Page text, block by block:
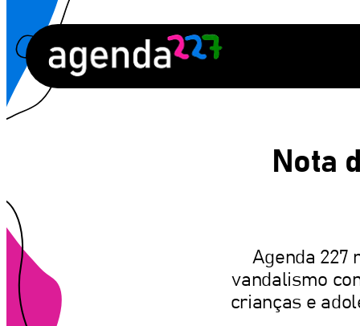
Pular
para
o
conteúdo
Nota
Agenda 227
vandalismo
crianças e